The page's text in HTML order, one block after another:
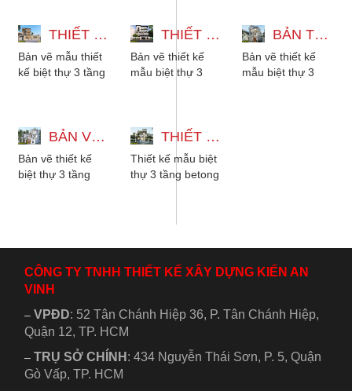
phong cách tân...
với...
THIẾT KẾ BIỆT THỰ 3 TẦNG 2 MẶT TIỀN - 5 PHÒNG NGỦ MÁI NHẬT
Bản vẽ mẫu thiết
kế biệt thự 3 tầng
đình...
THIẾT KẾ MẪU BIỆT THỰ 3 TẦNG 15X27M CÓ HẦM XE VÀ THANG MÁY
Bản vẽ thiết kế
mẫu biệt thự 3
phù hợp...
BẢN THIẾT KẾ MẪU BIỆT THỰ 3 TẦNG TÂN CỔ ĐIỂN ĐẸP KÈM NỘI THẤT
Bản vẽ thiết kế
mẫu biệt thự 3
BẢN VẼ THIẾT KẾ BIỆT THỰ 3 TẦNG MÁI NHẬT TÂN CỔ ĐIỂN 3 PHÒNG NGỦ
Bản vẽ thiết kế
biệt thự 3 tầng
THIẾT KẾ MẪU BIỆT THỰ 3 TẦNG BETONG HIỆN ĐẠI CÓ HỒ BƠI
Thiết kế mẫu biệt
thự 3 tầng betong
CÔNG TY TNHH THIẾT KẾ XÂY DỰNG KIẾN AN
VINH
–VPĐD: 52 Tân Chánh Hiệp 36, P. Tân Chánh Hiệp,
Quận 12, TP. HCM
– TRỤ SỞ CHÍNH :434 Nguyễn Thái Sơn, P. 5, Quận
Gò Vấp, TP. HCM